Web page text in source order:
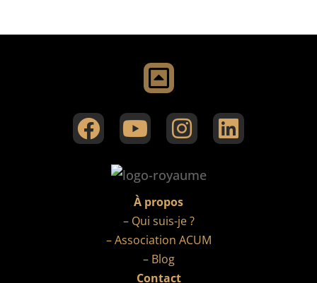
À propos
– Qui suis-je ?
– Association ACUM
– Blog
Contact